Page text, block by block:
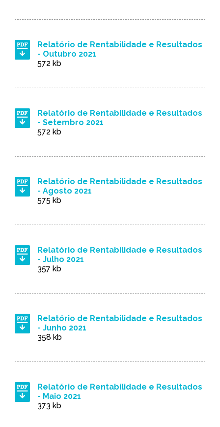
Relatório de Rentabilidade e Resultados
- Outubro 2021
572 kb
Relatório de Rentabilidade e Resultados
- Setembro 2021
572 kb
Relatório de Rentabilidade e Resultados
- Agosto 2021
575 kb
Relatório de Rentabilidade e Resultados
- Julho 2021
357 kb
Relatório de Rentabilidade e Resultados
- Junho 2021
358 kb
Relatório de Rentabilidade e Resultados
- Maio 2021
373 kb